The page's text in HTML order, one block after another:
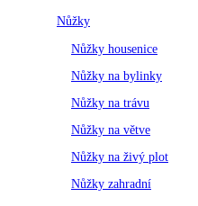
Nůžky
Nůžky housenice
Nůžky na bylinky
Nůžky na trávu
Nůžky na větve
Nůžky na živý plot
Nůžky zahradní